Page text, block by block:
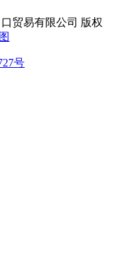
贸易有限公司 版权
号